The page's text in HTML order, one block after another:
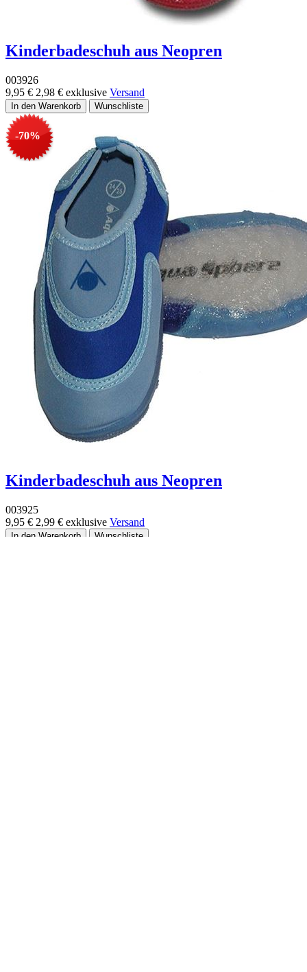
Kinderbadeschuh aus Neopren
003926
9,95 € 2,98 € exklusive Versand
-70%
Kinderbadeschuh aus Neopren
003925
9,95 € 2,99 € exklusive Versand